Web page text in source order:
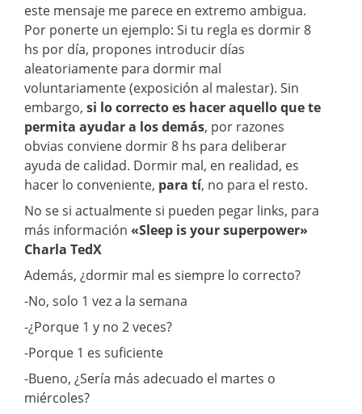
este mensaje me parece en extremo ambigua.
Por ponerte un ejemplo: Si tu regla es dormir 8
hs por día, propones introducir días
aleatoriamente para dormir mal
voluntariamente (exposición al malestar). Sin
embargo, si lo correcto es hacer aquello que te
permita ayudar a los demás, por razones
obvias conviene dormir 8 hs para deliberar
ayuda de calidad. Dormir mal, en realidad, es
hacer lo conveniente, para tí, no para el resto.
No se si actualmente si pueden pegar links, para
más información «Sleep is your superpower»
Charla TedX
Además, ¿dormir mal es siempre lo correcto?
-No, solo 1 vez a la semana
-¿Porque 1 y no 2 veces?
-Porque 1 es suficiente
-Bueno, ¿Sería más adecuado el martes o
miércoles?